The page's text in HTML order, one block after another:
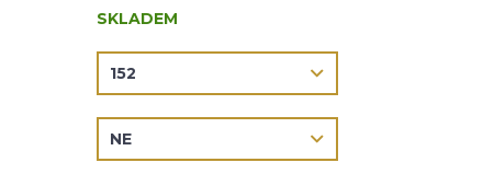
SKLADEM